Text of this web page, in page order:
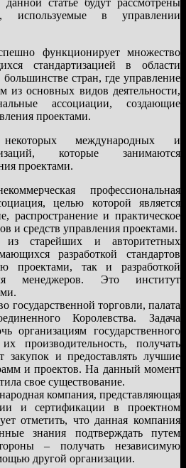
используемые в управлении
функционирует множество
стандартизацией в области
стран, где управление
из основных видов деятельности,
ассоциации, создающие
проектами.
международных и
которые занимаются
проектами.
профессиональная
целью которой является
распространение и практическое
и средств управления проектами.
старейших и авторитетных
разработкой стандартов
проектами, так и разработкой
менеджеров. Это институт
государственной торговли, палата
Королевства. Задача
организациям государственного
производительность, получать
и предоставлять лучшие
и проектов. На данный момент
свое существование.
компания, представляющая
и сертификации в проектном
отметить, что данная компания
знания подтверждать путем
– получать независимую
другой организации.